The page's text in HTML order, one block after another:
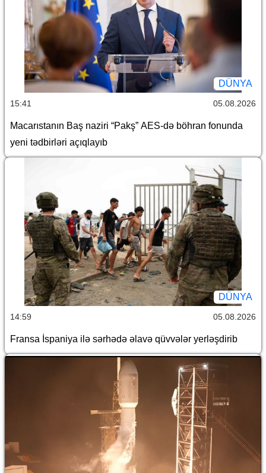
DÜNYA
15:41 05.08.2026
Macarıstanın Baş naziri “Pakş” AES-də böhran fonunda
yeni tədbirləri açıqlayıb
DÜNYA
14:59 05.08.2026
Fransa İspaniya ilə sərhədə əlavə qüvvələr yerləşdirib